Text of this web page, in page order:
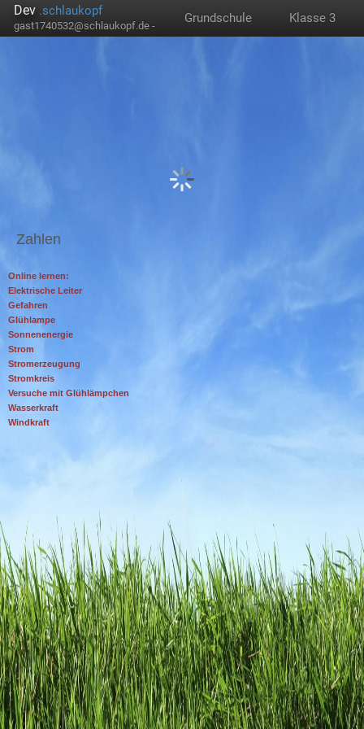
Dev .schlaukopf
gast1740532@schlaukopf.de -
Grundschule Klasse 3
Zahlen
Online lernen:
Elektrische Leiter
Gefahren
Glühlampe
Sonnenenergie
Strom
Stromerzeugung
Stromkreis
Versuche mit Glühlämpchen
Wasserkraft
Windkraft